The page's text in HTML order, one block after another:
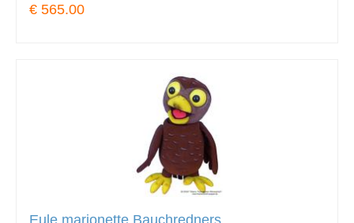
€ 565.00
Eule marionette Bauchredners